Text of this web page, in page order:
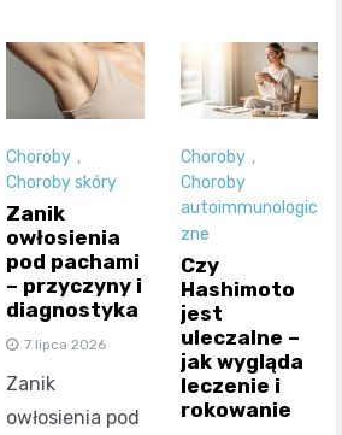
Choroby ,
Choroby skóry
Zanik
owłosienia
pod pachami
– przyczyny i
diagnostyka
7 lipca 2026
Zanik
owłosienia pod
Choroby ,
Choroby
autoimmunologic
zne
Czy
Hashimoto
jest
uleczalne –
jak wygląda
leczenie i
rokowanie